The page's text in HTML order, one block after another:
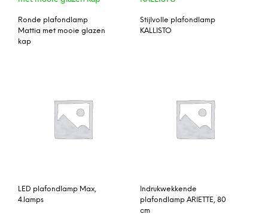
Ronde plafondlamp
Mattia met mooie glazen
kap
Stijlvolle plafondlamp
KALLISTO
LED plafondlamp Max,
4.lamps
Indrukwekkende
plafondlamp ARIETTE, 80
cm